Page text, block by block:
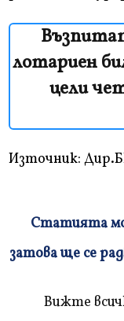
лотариен
цели
Източник:
и
Статията
затова ще се
Вижте